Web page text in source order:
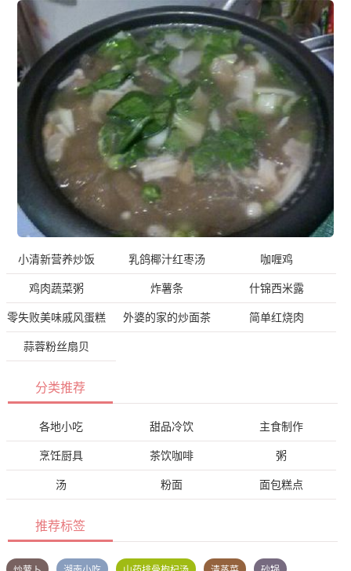
小清新营养炒饭 乳鸽椰汁红枣汤 咖喱鸡
鸡肉蔬菜粥 炸薯条 什锦西米露
零失败美味戚风蛋糕 外婆的家的炒面茶 简单红烧肉
蒜蓉粉丝扇贝
分类推荐
各地小吃 甜品冷饮 主食制作
烹饪厨具 茶饮咖啡 粥
汤 粉面 面包糕点
推荐标签